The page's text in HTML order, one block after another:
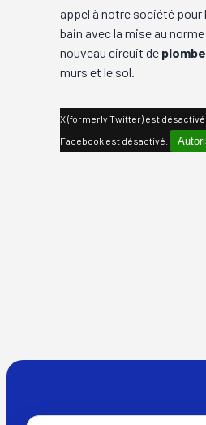
appel à notre société pour
bain avec la mise au
nouveau circuit de
murs et le sol.
X (formerly Twitter) est désactivé.
Facebook est désactivé.